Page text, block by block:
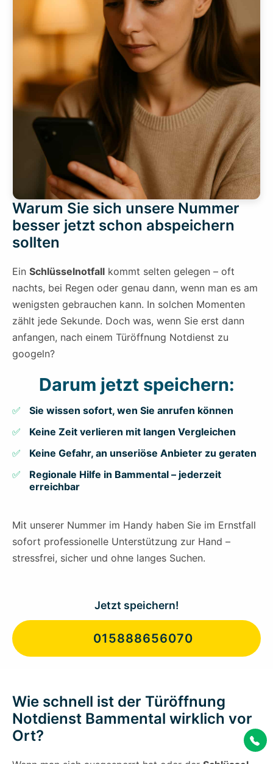
Warum Sie sich unsere Nummer
besser jetzt schon abspeichern
sollten
Ein Schlüsselnotfall kommt selten gelegen – oft
nachts, bei Regen oder genau dann, wenn man es am
wenigsten gebrauchen kann. In solchen Momenten
zählt jede Sekunde. Doch was, wenn Sie erst dann
anfangen, nach einem Türöffnung Notdienst zu
googeln?
Darum jetzt speichern:
Sie wissen sofort, wen Sie anrufen können
Keine Zeit verlieren mit langen Vergleichen
Keine Gefahr, an unseriöse Anbieter zu geraten
Regionale Hilfe in Bammental – jederzeit
erreichbar
Mit unserer Nummer im Handy haben Sie im Ernstfall
sofort professionelle Unterstützung zur Hand –
stressfrei, sicher und ohne langes Suchen.
Jetzt speichern!
015888656070
Wie schnell ist der Türöffnung
Notdienst Bammental wirklich vor
Ort?